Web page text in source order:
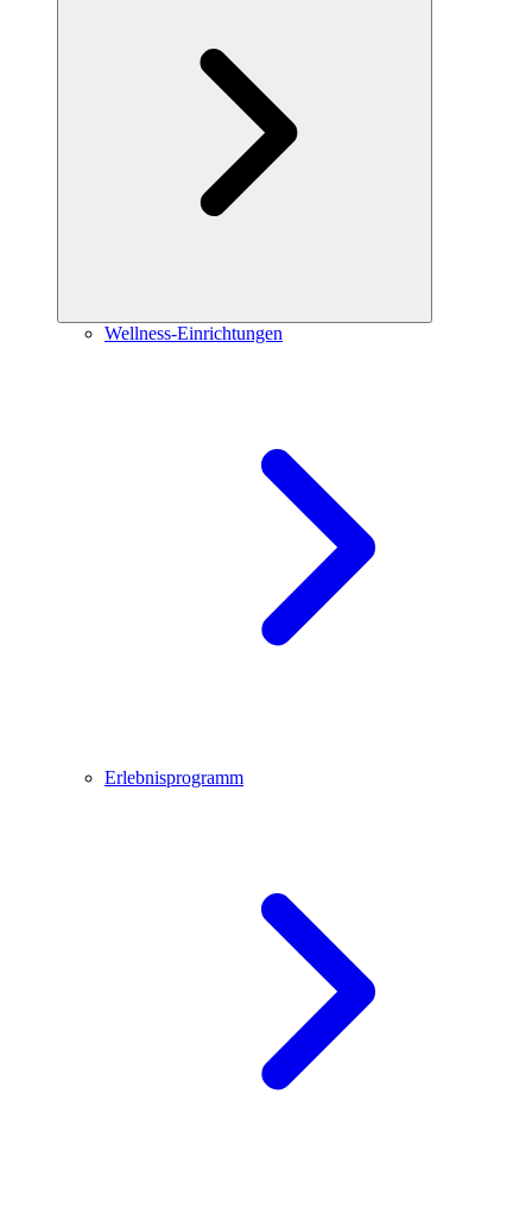
Wellness-Einrichtungen
Erlebnisprogramm